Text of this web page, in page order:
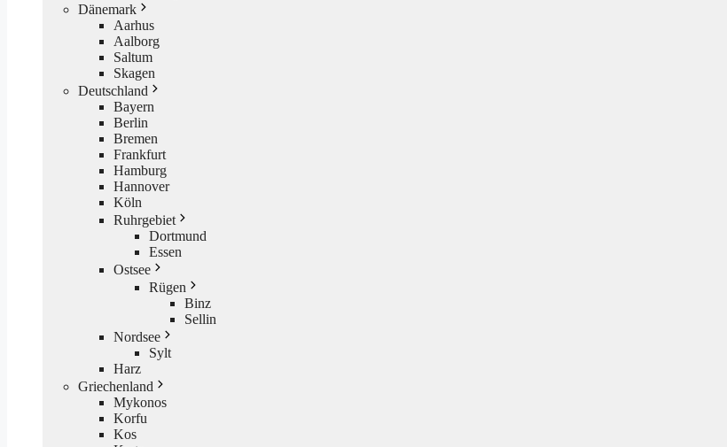
Dänemark
Aarhus
Aalborg
Saltum
Skagen
Deutschland
Bayern
Berlin
Bremen
Frankfurt
Hamburg
Hannover
Köln
Ruhrgebiet
Dortmund
Essen
Ostsee
Rügen
Binz
Sellin
Nordsee
Sylt
Harz
Griechenland
Mykonos
Korfu
Kos